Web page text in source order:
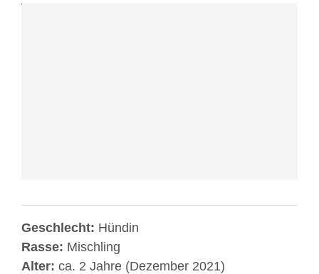
Geschlecht: Hündin
Rasse: Mischling
Alter: ca. 2 Jahre (Dezember 2021)